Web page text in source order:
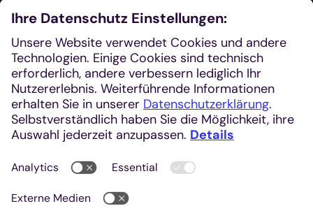
Glaubste nicht? Dann schau mal rein!
Klosterplatz 7, 52062 Aachen
+49 241 1685-242 (Redaktion)
kirchenzeitung@einhardverlag.de